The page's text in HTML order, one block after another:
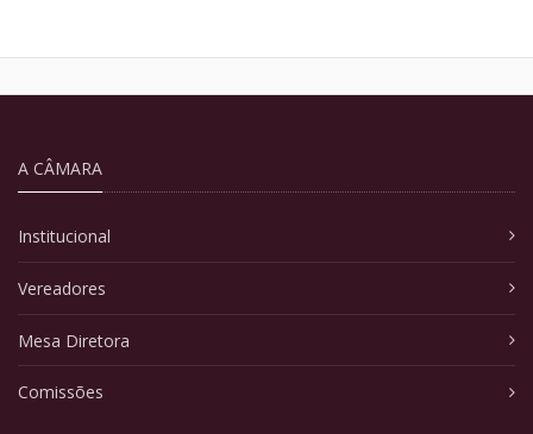
A CÂMARA
Institucional
Vereadores
Mesa Diretora
Comissões